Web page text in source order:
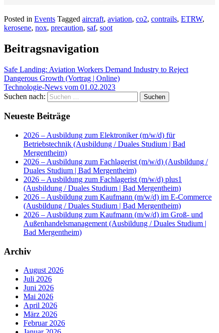
Posted in Events Tagged aircraft, aviation, co2, contrails, ETRW,
kerosene, nox, precaution, saf, soot
Beitragsnavigation
Safe Landing: Aviation Workers Demand Industry to Reject
Dangerous Growth (Vortrag | Online)
Technologie-News vom 01.02.2023
Suchen nach:
Neueste Beiträge
2026 – Ausbildung zum Elektroniker (m/w/d) für
Betriebstechnik (Ausbildung / Duales Studium | Bad
Mergentheim)
2026 – Ausbildung zum Fachlagerist (m/w/d) (Ausbildung /
Duales Studium | Bad Mergentheim)
2026 – Ausbildung zum Fachlagerist (m/w/d) plus1
(Ausbildung / Duales Studium | Bad Mergentheim)
2026 – Ausbildung zum Kaufmann (m/w/d) im E-Commerce
(Ausbildung / Duales Studium | Bad Mergentheim)
2026 – Ausbildung zum Kaufmann (m/w/d) im Groß- und
Außenhandelsmanagement (Ausbildung / Duales Studium |
Bad Mergentheim)
Archiv
August 2026
Juli 2026
Juni 2026
Mai 2026
April 2026
März 2026
Februar 2026